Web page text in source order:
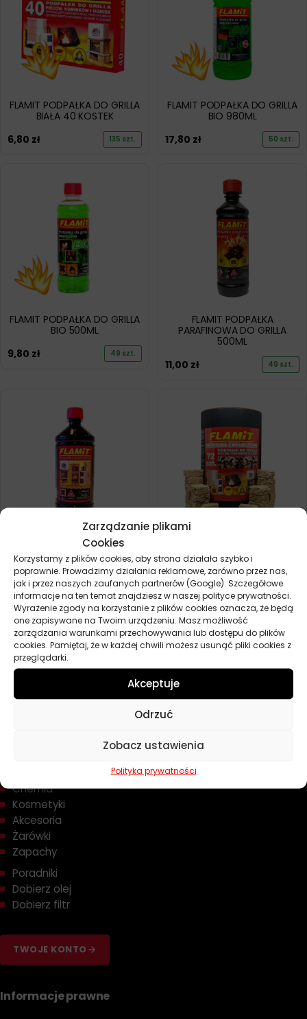
Zarządzanie plikami
Cookies
Korzystamy z plików cookies, aby strona działała szybko i
poprawnie. Prowadzimy działania reklamowe, zarówno przez nas,
jak i przez naszych zaufanych partnerów (Google). Szczegółowe
informacje na ten temat znajdziesz w naszej polityce prywatności.
Wyrażenie zgody na korzystanie z plików cookies oznacza, że będą
one zapisywane na Twoim urządzeniu. Masz możliwość
zarządzania warunkami przechowywania lub dostępu do plików
cookies. Pamiętaj, że w każdej chwili możesz usunąć pliki cookies z
przeglądarki.
Akceptuje
Odrzuć
Zobacz ustawienia
Polityka prywatności
FLAMIT PODPAŁKA DO GRILLA
BIAŁA 40 KOSTEK
6,80 zł 135 szt.
FLAMIT PODPAŁKA DO GRILLA
BIO 980ML
17,80 zł 50 szt.
FLAMIT PODPAŁKA DO GRILLA
BIO 500ML
9,80 zł 49 szt.
FLAMIT PODPAŁKA
PARAFINOWA DO GRILLA
500ML
11,00 zł 49 szt.
FLAMIT PODPAŁKA
PARAFINOWA DO GRILLA
980ML
17,20zł 36 szt.
EKO TUBA 72 KOSTKI
11,40zł 17 szt.
POKAŻ WIĘCEJ PRODUKTÓW
Chemia
Kosmetyki
Akcesoria
Żarówki
Zapachy
Poradniki
Dobierz olej
Dobierz filtr
TWOJE KONTO
Informacje prawne